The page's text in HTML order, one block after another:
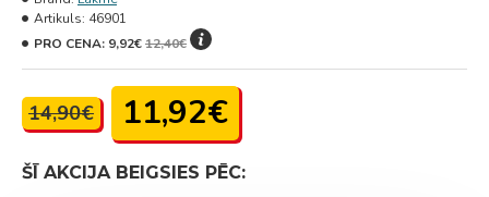
ŠĪ AKCIJA BEIGSIES PĒC:
14,90€ 11,92€
Artikuls: 46901
PRO CENA: 9,92€12,40€